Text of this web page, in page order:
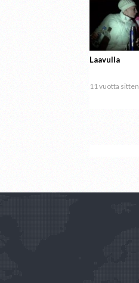
Laavulla
11 vuotta sitten